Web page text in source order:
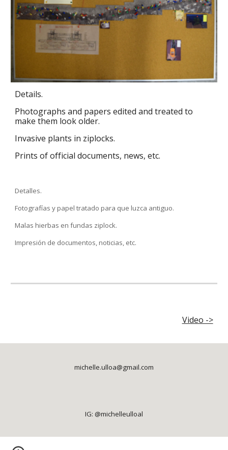
Details.
Photographs and papers edited and treated to
make them look older.
Invasive plants in ziplocks.
Prints of official documents, news, etc.
Detalles.
Fotografías y papel tratado para que luzca antiguo.
Malas hierbas en fundas ziplock.
Impresión de documentos, noticias, etc.
Video ->
michelle.ulloa@gmail.com
IG: @michelleulloal